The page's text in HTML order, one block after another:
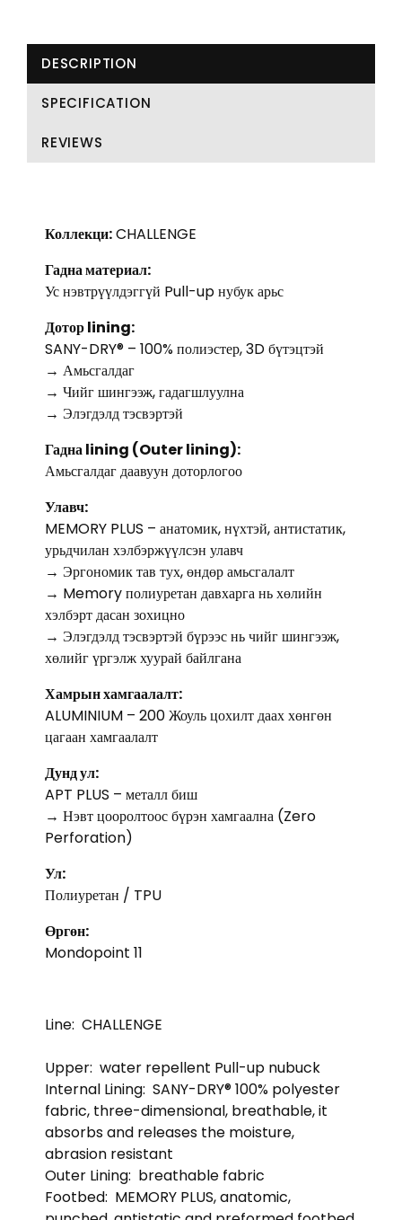
DESCRIPTION
SPECIFICATION
REVIEWS
Коллекци:CHALLENGE
Гадна материал:
Ус нэвтрүүлдэггүй Pull-up нубук арьс
Дотор lining:
SANY-DRY® – 100% полиэстер, 3D бүтэцтэй
→ Амьсгалдаг
→ Чийг шингээж, гадагшлуулна
→ Элэгдэлд тэсвэртэй
Гадна lining (Outer lining):
Амьсгалдаг даавуун доторлогоо
Улавч:
MEMORY PLUS – анатомик, нүхтэй, антистатик,
урьдчилан хэлбэржүүлсэн улавч
→ Эргономик тав тух, өндөр амьсгалалт
→ Memory полиуретан давхарга нь хөлийн
хэлбэрт дасан зохицно
→ Элэгдэлд тэсвэртэй бүрээс нь чийг шингээж,
хөлийг үргэлж хуурай байлгана
Хамрын хамгаалалт:
ALUMINIUM – 200 Жоуль цохилт даах хөнгөн
цагаан хамгаалалт
Дунд ул:
APT PLUS – металл биш
→ Нэвт цооролтоос бүрэн хамгаална (Zero
Perforation)
Ул:
Полиуретан / TPU
Өргөн:
Mondopoint 11
Line: CHALLENGE
Upper: water repellent Pull-up nubuck
Internal Lining: SANY-DRY® 100% polyester
fabric, three-dimensional, breathable, it
absorbs and releases the moisture,
abrasion resistant
Outer Lining: breathable fabric
Footbed: MEMORY PLUS, anatomic,